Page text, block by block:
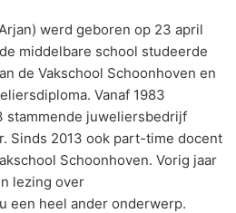
werd geboren op 23 april
middelbare school studeerde
de Vakschool Schoonhoven en
Vanaf 1983
stammende juweliersbedrijf
Sinds 2013 ook part-time docent
Schoonhoven. Vorig jaar
lezing over
een heel ander onderwerp.